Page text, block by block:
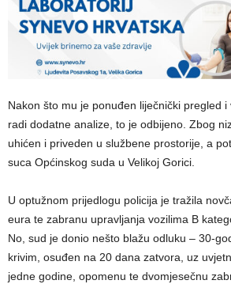
Nakon što mu je ponuđen liječnički pregled
radi dodatne analize, to je odbijeno. Zbog
uhićen i priveden u službene prostorije, a
suca Općinskog suda u Velikoj Gorici.
U optužnom prijedlogu policija je tražila
eura te zabranu upravljanja vozilima B
No, sud je donio nešto blažu odluku – 30-
krivim, osuđen na 20 dana zatvora, uz
jedne godine, opomenu te dvomjesečnu